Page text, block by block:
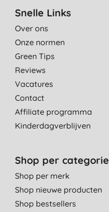
Snelle Links
Over ons
Onze normen
Green Tips
Reviews
Vacatures
Contact
Affiliate programma
Kinderdagverblijven
Shop per categorie
Shop per merk
Shop nieuwe producten
Shop bestsellers